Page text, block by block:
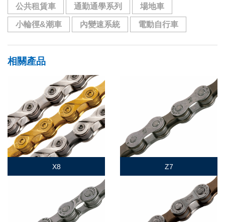
公共租賃車 通勤通學系列 場地車
小輪徑&潮車 內變速系統 電動自行車
相關產品
X8 Z7